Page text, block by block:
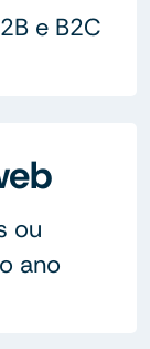
e B2C
ou
ano